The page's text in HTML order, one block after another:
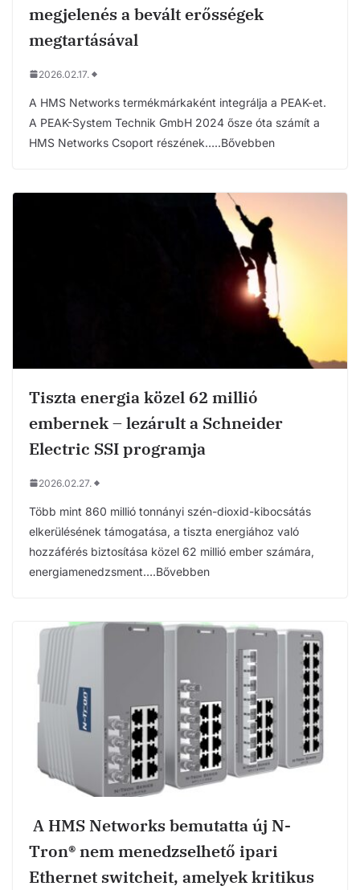
megjelenés a bevált erősségek
megtartásával
2026.02.17.
A HMS Networks termékmárkaként integrálja a PEAK-et.
A PEAK-System Technik GmbH 2024 ősze óta számít a
HMS Networks Csoport részének…..Bővebben
Tiszta energia közel 62 millió
embernek – lezárult a Schneider
Electric SSI programja
2026.02.27.
Több mint 860 millió tonnányi szén-dioxid-kibocsátás
elkerülésének támogatása, a tiszta energiához való
hozzáférés biztosítása közel 62 millió ember számára,
energiamenedzsment….Bővebben
A HMS Networks bemutatta új N-
Tron® nem menedzselhető ipari
Ethernet switcheit, amelyek kritikus